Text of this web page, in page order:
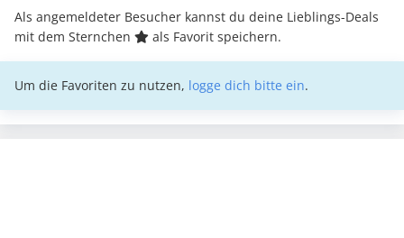
Als angemeldeter Besucher kannst du deine Lieblings-Deals
mit dem Sternchen
als Favorit speichern.
Um die Favoriten zu nutzen, logge dich bitte ein.